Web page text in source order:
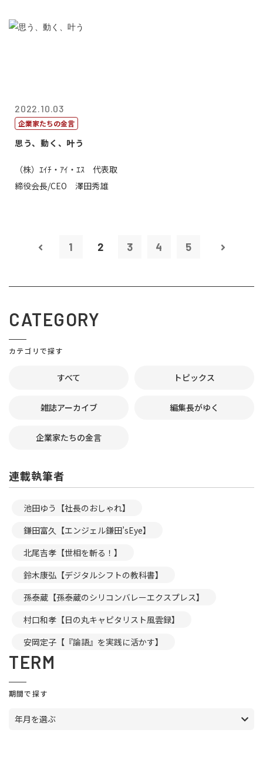
2022.10.03
企業家たちの金言
思う、動く、叶う
（株）ｴｲﾁ・ｱｲ・ｴｽ 代表取
締役会長/CEO 澤田秀雄
1 2 3 4 5
CATEGORY
カテゴリで探す
すべて トピックス
雑誌アーカイブ 編集長がゆく
企業家たちの金言
連載執筆者
池田ゆう【社長のおしゃれ】
鎌田富久【エンジェル鎌田’sEye】
北尾吉孝【世相を斬る！】
鈴木康弘【デジタルシフトの教科書】
孫泰蔵【孫泰蔵のシリコンバレーエクスプレス】
村口和孝【日の丸キャピタリスト風雲録】
安岡定子【『論語』を実践に活かす】
TERM
期間で探す
年月を選ぶ